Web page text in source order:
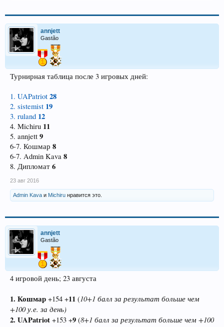
annjett
Gastão
Турнирная таблица после 3 игровых дней:
1. UAPatriot 28
2. sistemist 19
3. ruland 12
4. Michiru 11
5. annjett 9
6-7. Кошмар 8
6-7. Admin Kava 8
8. Дипломат 6
23 авг 2016
Admin Kava и Michiru нравится это.
annjett
Gastão
4 игровой день; 23 августа
1. Кошмар +154 +11 (10+1 балл за результат больше чем
+100 у.е. за день)
2. UAPatriot +153 +9 (8+1 балл за результат больше чем +100